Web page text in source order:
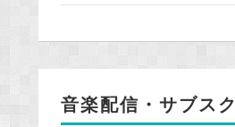
音楽配信・サブスク